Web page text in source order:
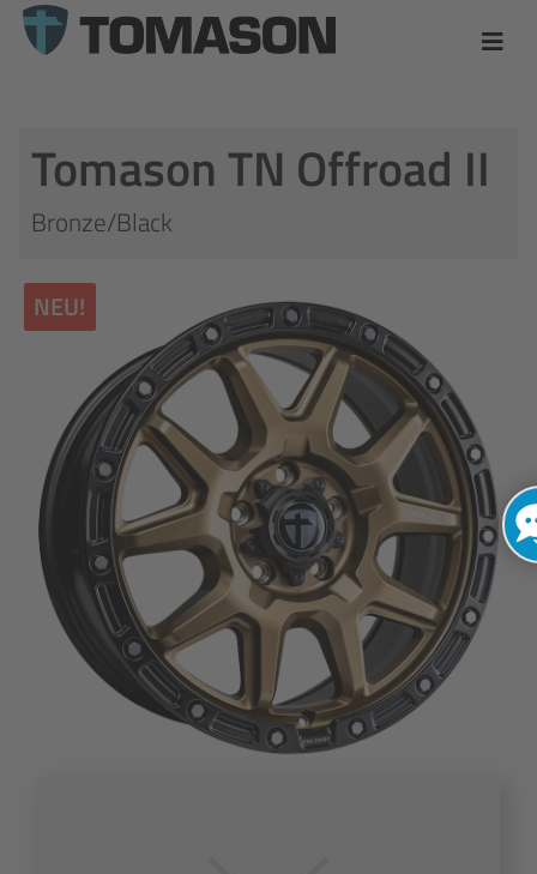
Tomason TN Offroad II
Bronze/Black
NEU!